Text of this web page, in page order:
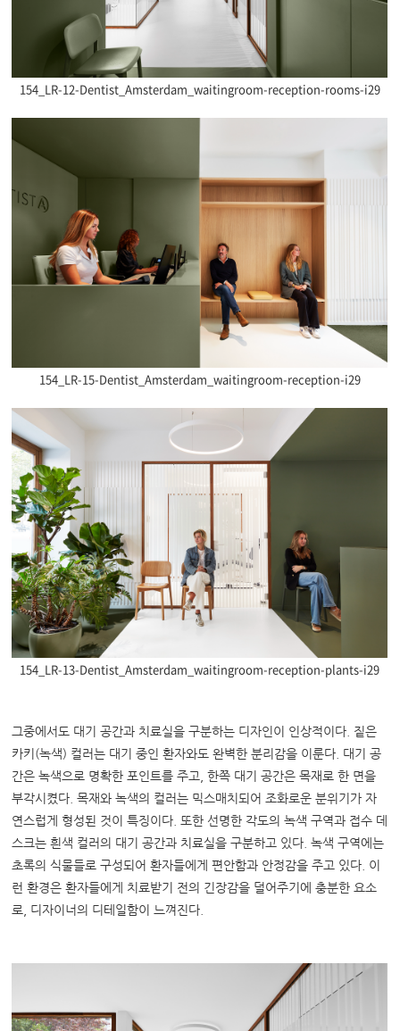
154_LR-12-Dentist_Amsterdam_waitingroom-reception-rooms-i29
154_LR-15-Dentist_Amsterdam_waitingroom-reception-i29
154_LR-13-Dentist_Amsterdam_waitingroom-reception-plants-i29
그중에서도 대기 공간과 치료실을 구분하는 디자인이 인상적이다. 짙은
카키(녹색) 컬러는 대기 중인 환자와도 완벽한 분리감을 이룬다. 대기 공
간은 녹색으로 명확한 포인트를 주고, 한쪽 대기 공간은 목재로 한 면을
부각시켰다. 목재와 녹색의 컬러는 믹스매치되어 조화로운 분위기가 자
연스럽게 형성된 것이 특징이다. 또한 선명한 각도의 녹색 구역과 접수 데
스크는 흰색 컬러의 대기 공간과 치료실을 구분하고 있다. 녹색 구역에는
초록의 식물들로 구성되어 환자들에게 편안함과 안정감을 주고 있다. 이
런 환경은 환자들에게 치료받기 전의 긴장감을 덜어주기에 충분한 요소
로, 디자이너의 디테일함이 느껴진다.